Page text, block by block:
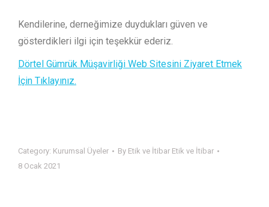
Kendilerine, derneğimize duydukları güven ve
gösterdikleri ilgi için teşekkür ederiz.
Dörtel Gümrük Müşavirliği Web Sitesini Ziyaret Etmek
İçin Tıklayınız.
Category: Kurumsal Üyeler By Etik ve İtibar Etik ve İtibar
8 Ocak 2021